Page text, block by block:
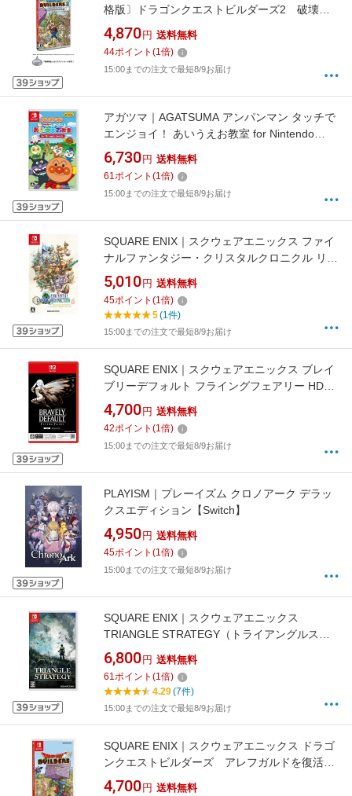
格版〕ドラゴンクエストビルダーズ2 破壊神
シドーとからっぽの島【Switch】
4,870 円 送料無料
44ポイント (1倍)
15:00までの注文で最短8/9お届け
アガツマ｜AGATSUMA アンパンマン タッチで
エンジョイ！ あいうえお教室 for Nintendo
Switch【Switch】
6,730 円 送料無料
61ポイント (1倍)
15:00までの注文で最短8/9お届け
SQUARE ENIX｜スクウェアエニックス ファイ
ナルファンタジー・クリスタルクロニクル リマ
スター【Switch】
5,010 円 送料無料
45ポイント (1倍)
5(1件)
15:00までの注文で最短8/9お届け
SQUARE ENIX｜スクウェアエニックス ブレイ
ブリーデフォルト フライングフェアリー HDリ
マスター【Switch 2】
4,700 円 送料無料
42ポイント (1倍)
15:00までの注文で最短8/9お届け
PLAYISM｜プレーイズム クロノアーク デラッ
クスエディション【Switch】
4,950 円 送料無料
45ポイント (1倍)
15:00までの注文で最短8/9お届け
SQUARE ENIX｜スクウェアエニックス
TRIANGLE STRATEGY（トライアングルスト
ラテジー）【Switch】
6,800 円 送料無料
61ポイント (1倍)
4.29(7件)
15:00までの注文で最短8/9お届け
SQUARE ENIX｜スクウェアエニックス ドラゴ
ンクエストビルダーズ アレフガルドを復活せ
よ【Switch】
4,700 円 送料無料